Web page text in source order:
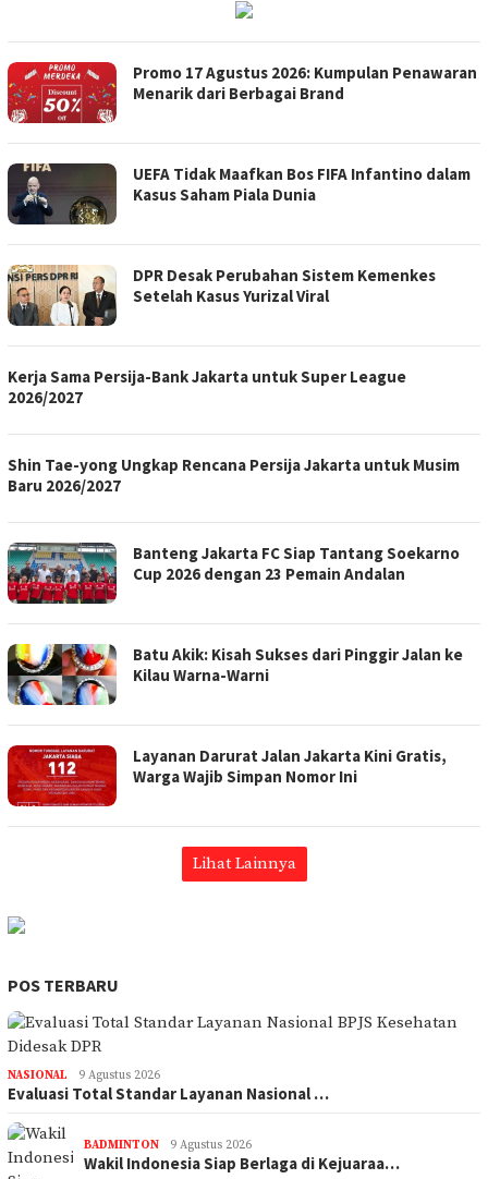
Promo 17 Agustus 2026: Kumpulan Penawaran
Menarik dari Berbagai Brand
UEFA Tidak Maafkan Bos FIFA Infantino dalam
Kasus Saham Piala Dunia
DPR Desak Perubahan Sistem Kemenkes
Setelah Kasus Yurizal Viral
Kerja Sama Persija-Bank Jakarta untuk Super League
2026/2027
Shin Tae-yong Ungkap Rencana Persija Jakarta untuk Musim
Baru 2026/2027
Banteng Jakarta FC Siap Tantang Soekarno
Cup 2026 dengan 23 Pemain Andalan
Batu Akik: Kisah Sukses dari Pinggir Jalan ke
Kilau Warna-Warni
Layanan Darurat Jalan Jakarta Kini Gratis,
Warga Wajib Simpan Nomor Ini
Lihat Lainnya
POS TERBARU
NASIONAL 9 Agustus 2026
Evaluasi Total Standar Layanan Nasional …
BADMINTON 9 Agustus 2026
Wakil Indonesia Siap Berlaga di Kejuaraa…